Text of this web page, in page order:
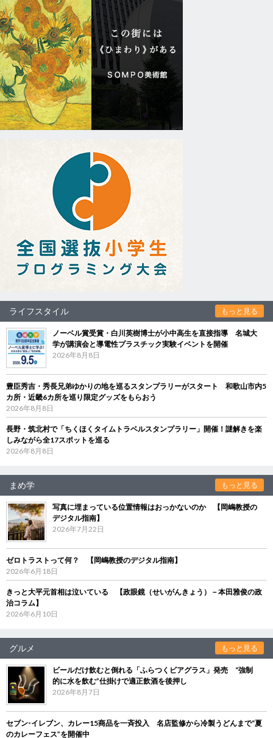
ライフスタイル もっと見る
ノーベル賞受賞・白川英樹博士が小中高生を直接指導 名城大
学が講演会と導電性プラスチック実験イベントを開催
2026年8月8日
豊臣秀吉・秀長兄弟ゆかりの地を巡るスタンプラリーがスタート 和歌山市内5
カ所・近畿6カ所を巡り限定グッズをもらおう
2026年8月8日
長野・筑北村で「ちくほくタイムトラベルスタンプラリー」開催！謎解きを楽
しみながら全17スポットを巡る
2026年8月8日
まめ学 もっと見る
写真に埋まっている位置情報はおっかないのか 【岡嶋教授の
デジタル指南】
2026年7月22日
ゼロトラストって何？ 【岡嶋教授のデジタル指南】
2026年6月18日
きっと大平元首相は泣いている 【政眼鏡（せいがんきょう）－本田雅俊の政
治コラム】
2026年6月10日
グルメ もっと見る
ビールだけ飲むと倒れる「ふらつくビアグラス」発売 “強制
的に水を飲む”仕掛けで適正飲酒を後押し
2026年8月7日
セブン‐イレブン、カレー15商品を一斉投入 名店監修から冷製うどんまで“夏
のカレーフェス”を開催中